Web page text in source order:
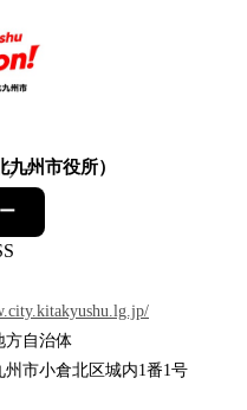
州市役所）
ー
方自治体
州市小倉北区城内1番1号